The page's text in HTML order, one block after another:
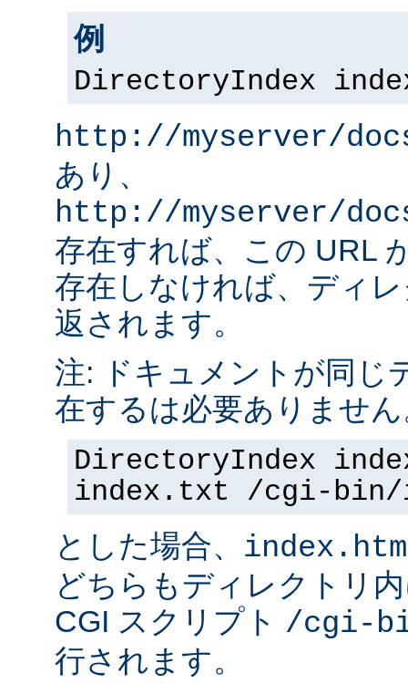
例
DirectoryIndex
http://myserver/
あり、
http://myserver/
存在すれば、この URL
存在しなければ、ディ
返されます。
注: ドキュメントが同じ
在するは必要ありませ
DirectoryIndex
index.txt /cgi-bin/
とした場合、
どちらもディレクトリ
CGI スクリプト /cgi-
行されます。